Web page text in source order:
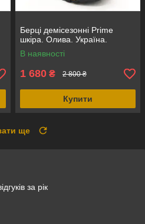
Берці демісезонні Prime
шкіра. Олива. Україна.
В наявності
1 680 ₴ 2 800 ₴
Купити
ще
за рік